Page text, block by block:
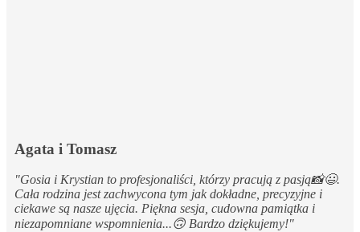
Agata i Tomasz
"Gosia i Krystian to profesjonaliści, którzy pracują z pasją📸😃.
Cała rodzina jest zachwycona tym jak dokładne, precyzyjne i
ciekawe są nasze ujęcia. Piękna sesja, cudowna pamiątka i
niezapomniane wspomnienia...🙃 Bardzo dziękujemy!"